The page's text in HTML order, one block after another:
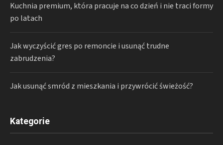
Kuchnia premium, która pracuje na co dzień i nie traci formy
po latach
Jak wyczyścić gres po remoncie i usunąć trudne
zabrudzenia?
Jak usunąć smród z mieszkania i przywrócić świeżość?
Kategorie